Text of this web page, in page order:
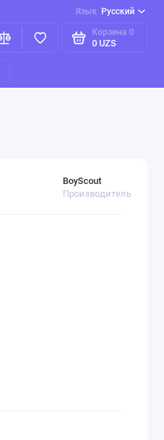
Язык Русский
Корзина 0
0 UZS
BoyScout
Производитель